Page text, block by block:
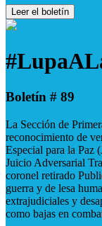
Leer el boletín
Boletín # 89
La Sección de
reconocimiento de
Especial para la Paz
Juicio Adversarial
coronel retirado
guerra y de lesa
extrajudiciales y
como bajas en